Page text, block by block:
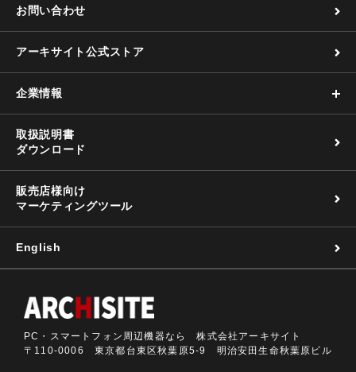
お問い合わせ
アーキサイト公式ストア
企業情報
取扱説明書
ダウンロード
販売店様向け
マーケティングツール
English
PC・スマートフォン周辺機器なら 株式会社アーキサイト
〒110-0006 東京都台東区秋葉原5-9 明治安田生命秋葉原ビル